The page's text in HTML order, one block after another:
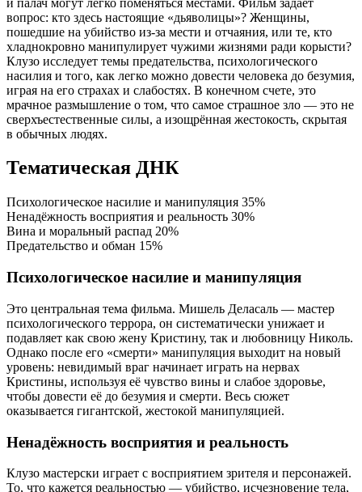
вопрос: кто здесь настоящие «дьяволицы»? Женщины,
пошедшие на убийство из-за мести и отчаяния, или те, кто
хладнокровно манипулирует чужими жизнями ради корысти?
Клузо исследует темы предательства, психологического
насилия и того, как легко можно довести человека до безумия,
играя на его страхах и слабостях. В конечном счете, это
мрачное размышление о том, что самое страшное зло — это не
сверхъестественные силы, а изощрённая жестокость, скрытая
в обычных людях.
Тематическая ДНК
Психологическое насилие и манипуляция 35%
Ненадёжность восприятия и реальность 30%
Вина и моральный распад 20%
Предательство и обман 15%
Психологическое насилие и манипуляция
Это центральная тема фильма. Мишель Деласаль — мастер
психологического террора, он систематически унижает и
подавляет как свою жену Кристину, так и любовницу Николь.
Однако после его «смерти» манипуляция выходит на новый
уровень: невидимый враг начинает играть на нервах
Кристины, используя её чувство вины и слабое здоровье,
чтобы довести её до безумия и смерти. Весь сюжет
оказывается гигантской, жестокой манипуляцией.
Ненадёжность восприятия и реальность
Клузо мастерски играет с восприятием зрителя и персонажей.
То, что кажется реальностью — убийство, исчезновение тела,